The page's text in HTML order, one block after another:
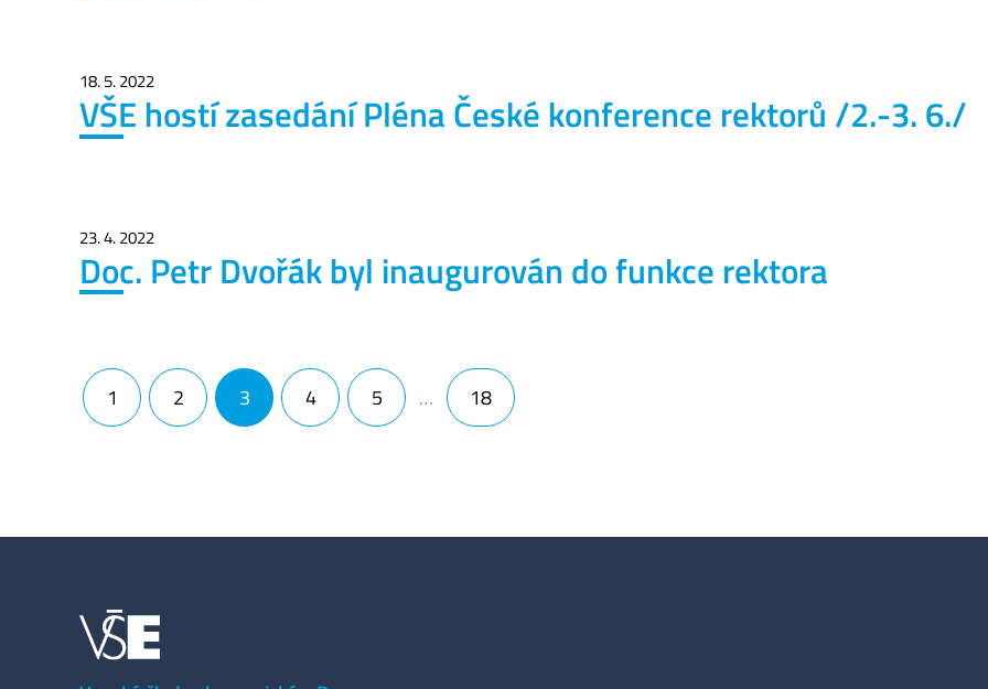
18. 5. 2022
VŠE hostí zasedání Pléna České konference rektorů /2.-3. 6./
23. 4. 2022
Doc. Petr Dvořák byl inaugurován do funkce rektora
Navigace pro příspěvky
1 2 3 4 5 … 18